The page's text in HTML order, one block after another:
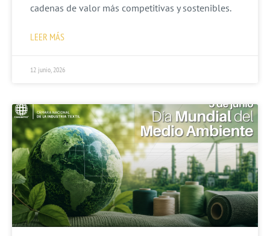
cadenas de valor más competitivas y sostenibles.
LEER MÁS
12 junio, 2026